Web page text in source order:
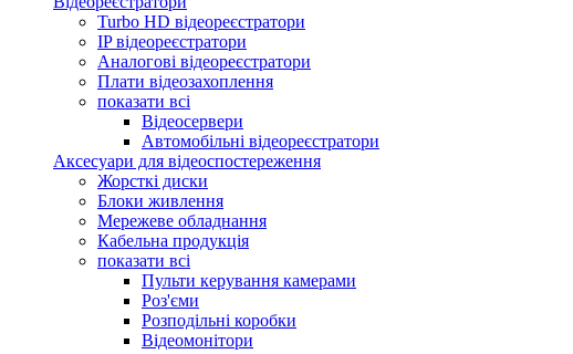
Turbo HD відеореєстратори
IP відеореєстратори
Аналогові відеореєстратори
Плати відеозахоплення
показати всі
Відеосервери
Автомобільні відеореєстратори
Аксесуари для відеоспостереження
Жорсткі диски
Блоки живлення
Мережеве обладнання
Кабельна продукція
показати всі
Пульти керування камерами
Роз'єми
Розподільні коробки
Відеомонітори